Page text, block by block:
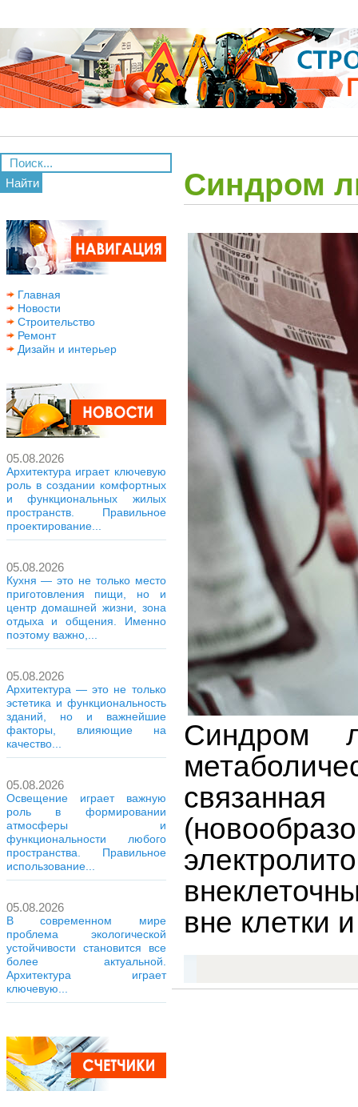
Найти
Главная
Новости
Строительство
Ремонт
Дизайн и интерьер
05.08.2026
Архитектура играет ключевую
роль в создании комфортных
и функциональных жилых
пространств. Правильное
проектирование...
05.08.2026
Кухня — это не только место
приготовления пищи, но и
центр домашней жизни, зона
отдыха и общения. Именно
поэтому важно,...
05.08.2026
Архитектура — это не только
эстетика и функциональность
зданий, но и важнейшие
факторы, влияющие на
качество...
05.08.2026
Освещение играет важную
роль в формировании
атмосферы и
функциональности любого
пространства. Правильное
использование...
05.08.2026
В современном мире
проблема экологической
устойчивости становится все
более актуальной.
Архитектура играет
ключевую...
Синдром
Синдром
вне клетки